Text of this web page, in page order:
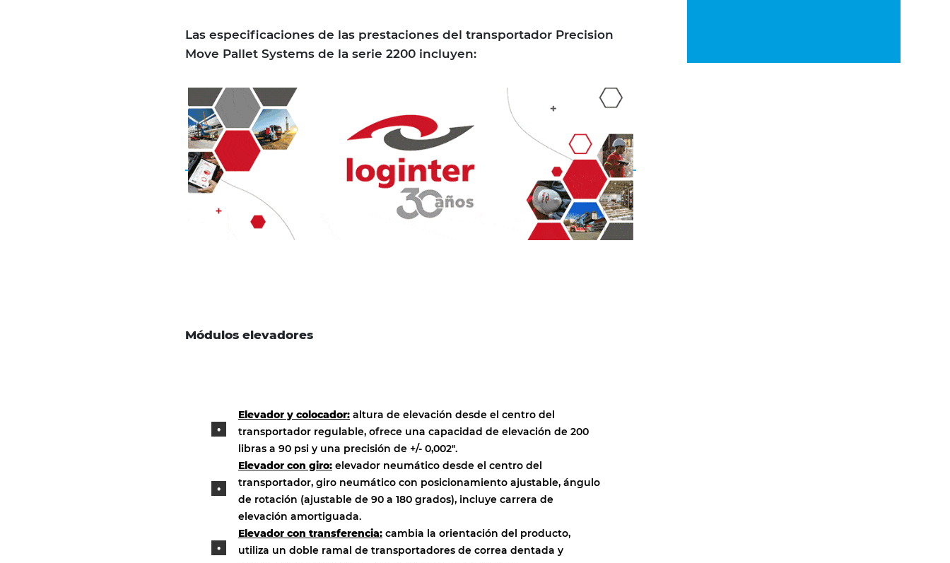
Las especificaciones de las prestaciones del transportador Precision
Move Pallet Systems de la serie 2200 incluyen:
Módulos elevadores
Elevador y colocador: altura de elevación desde el centro del
transportador regulable, ofrece una capacidad de elevación de 200
libras a 90 psi y una precisión de +/- 0,002″.
Elevador con giro: elevador neumático desde el centro del
transportador, giro neumático con posicionamiento ajustable, ángulo
de rotación (ajustable de 90 a 180 grados), incluye carrera de
elevación amortiguada.
Elevador con transferencia: cambia la orientación del producto,
utiliza un doble ramal de transportadores de correa dentada y